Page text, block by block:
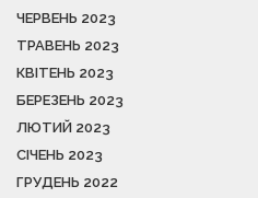
ЧЕРВЕНЬ 2023
ТРАВЕНЬ 2023
КВІТЕНЬ 2023
БЕРЕЗЕНЬ 2023
ЛЮТИЙ 2023
СІЧЕНЬ 2023
ГРУДЕНЬ 2022